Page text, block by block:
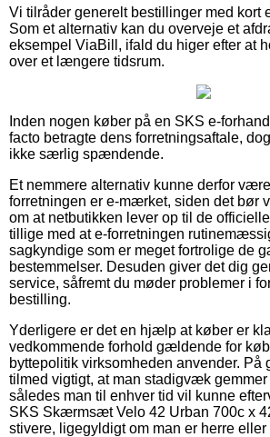
Vi tilråder generelt bestillinger med kort
Som et alternativ kan du overveje et
eksempel ViaBill, ifald du higer efter at
over et længere tidsrum.
Inden nogen køber på en SKS e-
facto betragte dens forretningsaftale,
ikke særlig spændende.
Et nemmere alternativ kunne derfor
forretningen er e-mærket, siden det bør
om at netbutikken lever op til de
tillige med at e-forretningen
sagkyndige som er meget fortrolige de
bestemmelser. Desuden giver det dig
service, såfremt du møder problemer i
bestilling.
Yderligere er det en hjælp at køber er
vedkommende forhold gældende for
byttepolitik virksomheden anvender. På
tilmed vigtigt, at man stadigvæk
således man til enhver tid vil kunne
SKS Skærmsæt Velo 42 Urban 700c x
stivere, ligegyldigt om man er herre eller